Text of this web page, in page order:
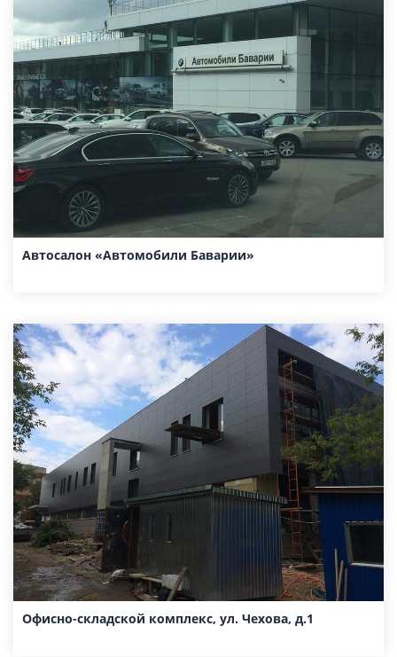
Автосалон «Автомобили Баварии»
Офисно-складской комплекс, ул. Чехова, д.1